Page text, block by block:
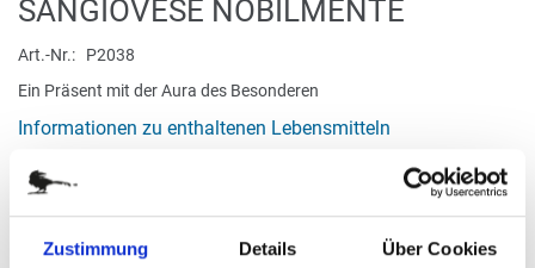
Zustimmung Details Über Cookies
der
Bildergalerie
SANGIOVESE NOBILMENTE
Art.-Nr.
P2038
Ein Präsent mit der Aura des Besonderen
Informationen zu enthaltenen Lebensmitteln